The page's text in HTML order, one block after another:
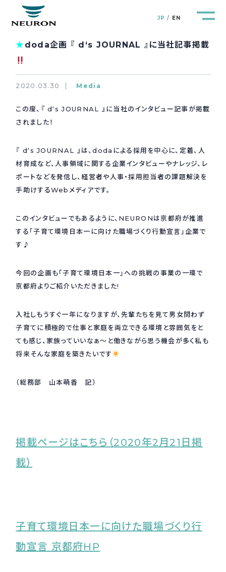
JP EN
企業情報
研究開発 R&D
新着情報 News&Topics
採用情報
お問い合わせ
webカタログ
★ doda企画 『 d‘s JOURNAL 』に当社記事掲載
2020.03.30 Media
この度、『 d‘s JOURNAL 』に当社のインタビュー記事が掲載
されました！
『 d‘s JOURNAL 』は、dodaによる採用を中心に、定着、人
材育成など、人事領域に関する企業インタビューやナレッジ、レ
ポートなどを発信し、経営者や人事・採用担当者の課題解決を
手助けするWebメディアです。
このインタビューでもあるように、NEURONは京都府が推進
する「子育て環境日本一に向けた職場づくり行動宣言」企業で
す♪
今回の企画も「子育て環境日本一」への挑戦の事業の一環で
京都府よりご紹介いただきました!
入社しもうすぐ一年になりますが、先輩たちを見て男女問わず
子育てに積極的で仕事と家庭を両立できる環境と雰囲気をと
ても感じ、家族っていいなぁ～と働きながら思う機会が多く私も
将来そんな家庭を築きたいです
（総務部 山本萌香 記）
掲載ページはこちら（2020年2月21日掲
載）
子育て環境日本一に向けた職場づくり行
動宣言 京都府HP